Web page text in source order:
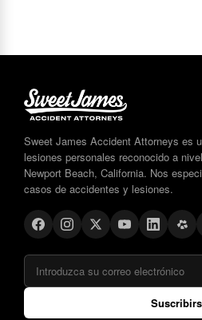
Sweet James Accident Attorneys es
lesiones personales reconocido a
Newport Beach, California. Nos
casos de accidentes y lesiones.